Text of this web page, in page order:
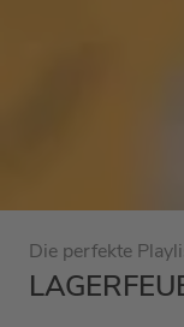
Die perfekte